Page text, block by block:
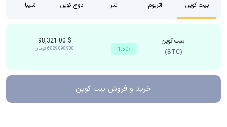
بیت کوین اتریوم تتر دوج کوین شیبا
بیت کوین
(BTC)
1.50٪
$
6,829,098,908 تومان
خرید و فروش بیت کوین